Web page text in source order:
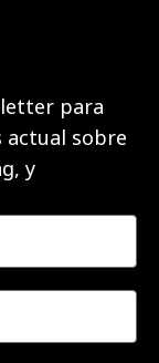
para
actual sobre
y